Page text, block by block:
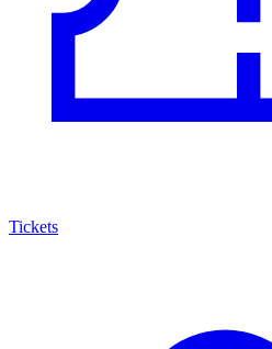
Tickets